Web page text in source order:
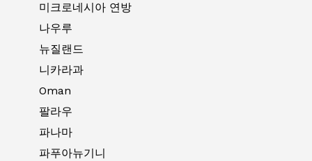
미크로네시아 연방
나우루
뉴질랜드
니카라과
Oman
팔라우
파나마
파푸아뉴기니